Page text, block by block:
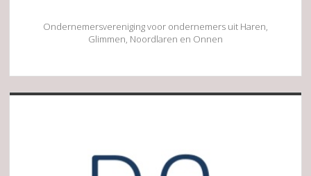
Ondernemersvereniging voor ondernemers uit Haren,
Glimmen, Noordlaren en Onnen